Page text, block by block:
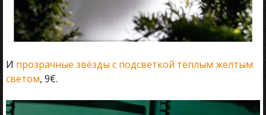
И прозрачные звёзды с подсветкой тёплым желтым
светом, 9€.